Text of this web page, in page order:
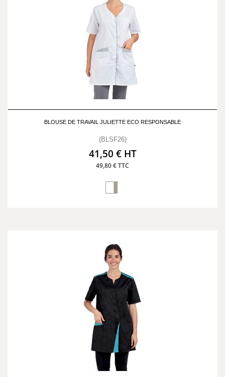
BLOUSE DE TRAVAIL JULIETTE ECO RESPONSABLE
(BLSF26)
41,50 € HT
49,80 € TTC